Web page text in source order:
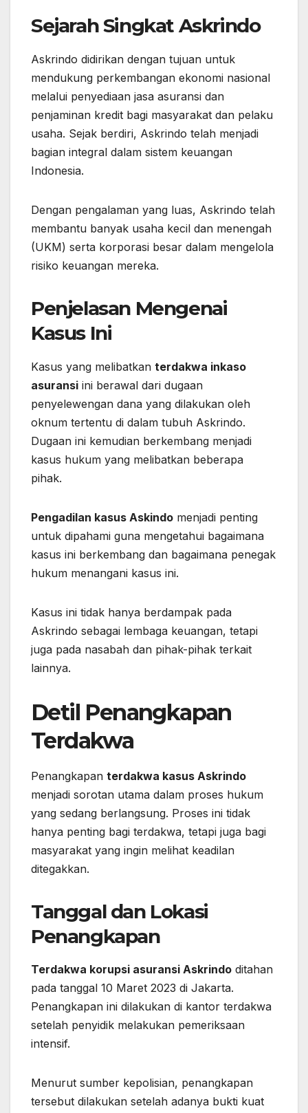
Sejarah Singkat Askrindo
Askrindo didirikan dengan tujuan untuk
mendukung perkembangan ekonomi nasional
melalui penyediaan jasa asuransi dan
penjaminan kredit bagi masyarakat dan pelaku
usaha. Sejak berdiri, Askrindo telah menjadi
bagian integral dalam sistem keuangan
Indonesia.
Dengan pengalaman yang luas, Askrindo telah
membantu banyak usaha kecil dan menengah
(UKM) serta korporasi besar dalam mengelola
risiko keuangan mereka.
Penjelasan Mengenai
Kasus Ini
Kasus yang melibatkan terdakwa inkaso
asuransi ini berawal dari dugaan
penyelewengan dana yang dilakukan oleh
oknum tertentu di dalam tubuh Askrindo.
Dugaan ini kemudian berkembang menjadi
kasus hukum yang melibatkan beberapa
pihak.
Pengadilan kasus Askindo menjadi penting
untuk dipahami guna mengetahui bagaimana
kasus ini berkembang dan bagaimana penegak
hukum menangani kasus ini.
Kasus ini tidak hanya berdampak pada
Askrindo sebagai lembaga keuangan, tetapi
juga pada nasabah dan pihak-pihak terkait
lainnya.
Detil Penangkapan
Terdakwa
Penangkapan terdakwa kasus Askrindo
menjadi sorotan utama dalam proses hukum
yang sedang berlangsung. Proses ini tidak
hanya penting bagi terdakwa, tetapi juga bagi
masyarakat yang ingin melihat keadilan
ditegakkan.
Tanggal dan Lokasi
Penangkapan
Terdakwa korupsi asuransi Askrindo ditahan
pada tanggal 10 Maret 2023 di Jakarta.
Penangkapan ini dilakukan di kantor terdakwa
setelah penyidik melakukan pemeriksaan
intensif.
Menurut sumber kepolisian, penangkapan
tersebut dilakukan setelah adanya bukti kuat